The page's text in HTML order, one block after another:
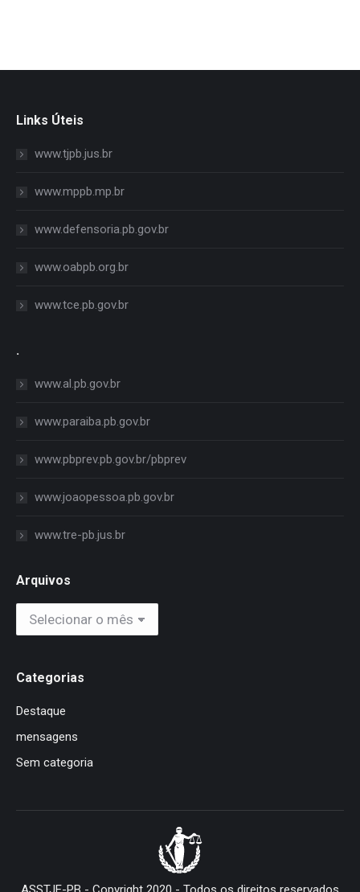
Links Úteis
www.tjpb.jus.br
www.mppb.mp.br
www.defensoria.pb.gov.br
www.oabpb.org.br
www.tce.pb.gov.br
.
www.al.pb.gov.br
www.paraiba.pb.gov.br
www.pbprev.pb.gov.br/pbprev
www.joaopessoa.pb.gov.br
www.tre-pb.jus.br
Arquivos
Arquivos
Categorias
Destaque
mensagens
Sem categoria